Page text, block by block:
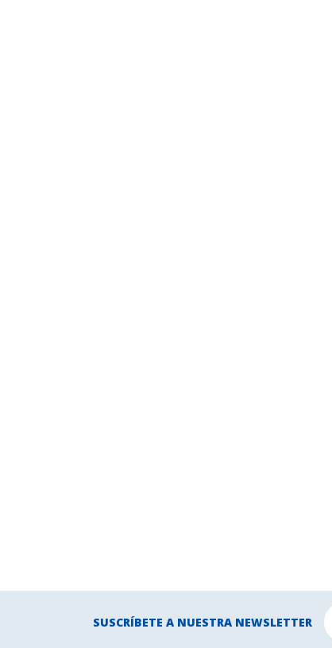
SUSCRÍBETE A NUESTRA NEWSLETTER